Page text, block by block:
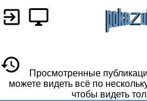
Просмотренные
можете видеть всё по
чтобы видеть